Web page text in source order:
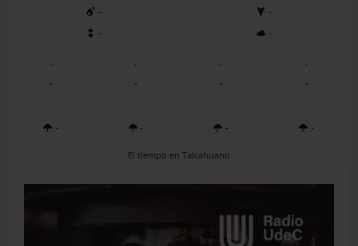
-
-
-
-
-
-
-
-
-
-
-
-
-
-
-
-
El tiempo en Talcahuano